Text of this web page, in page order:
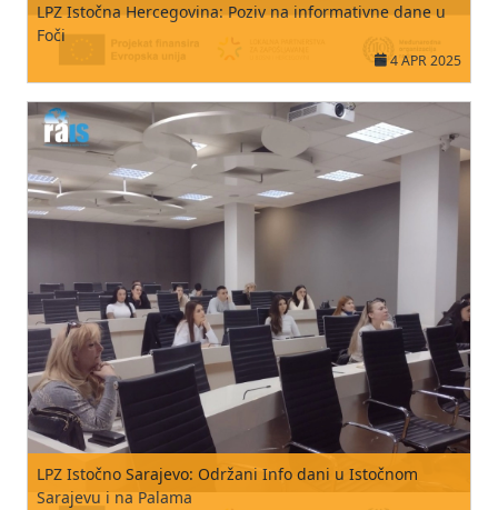
LPZ Istočna Hercegovina: Poziv na informativne dane u
Foči
4 APR 2025
LPZ Istočno Sarajevo: Održani Info dani u Istočnom
Sarajevu i na Palama